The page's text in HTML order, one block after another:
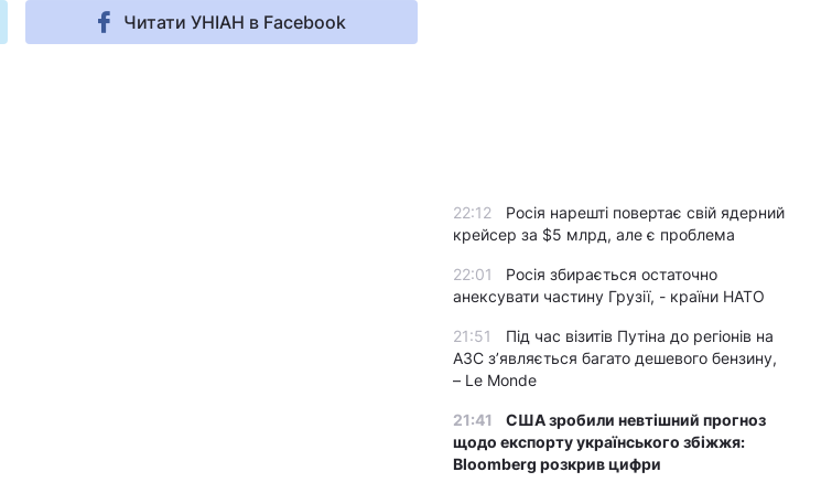
Читати УНІАН в Facebook
22:12
Росія нарешті повертає свій ядерний
крейсер за $5 млрд, але є проблема
22:01
Росія збирається остаточно
анексувати частину Грузії, - країни НАТО
21:51
Під час візитів Путіна до регіонів на
АЗС з’являється багато дешевого бензину,
– Le Monde
21:41
США зробили невтішний прогноз
щодо експорту українського збіжжя:
Bloomberg розкрив цифри